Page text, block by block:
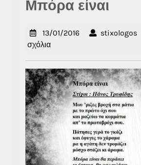
Μπόρα είναι
13/01/201613/01/2016stixologos
σχόλια